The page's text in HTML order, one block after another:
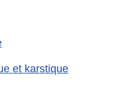
et karstique